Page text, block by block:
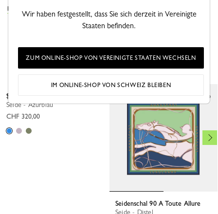
DAS KÖNNTE IHNEN AUCH GEFALLEN
Seide - Azurblau
CHF 320,00
Neu
Seidenschal 90 A Toute Allure
Seide - Distel
Wir haben festgestellt, dass Sie sich derzeit in Vereinigte
Staaten befinden.
ZUM ONLINE-SHOP VON VEREINIGTE STAATEN WECHSELN
IM ONLINE-SHOP VON SCHWEIZ BLEIBEN